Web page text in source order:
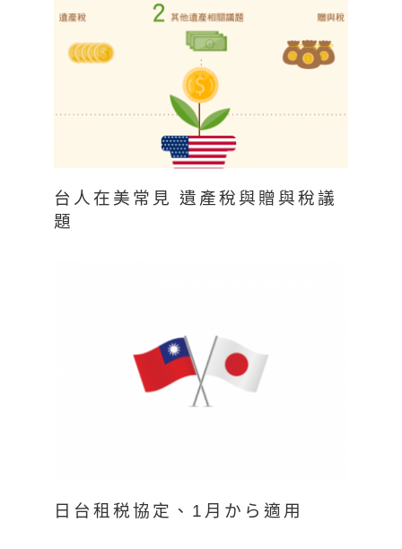
台人在美常見 遺產稅與贈與稅議
題
日台租税協定、1月から適用